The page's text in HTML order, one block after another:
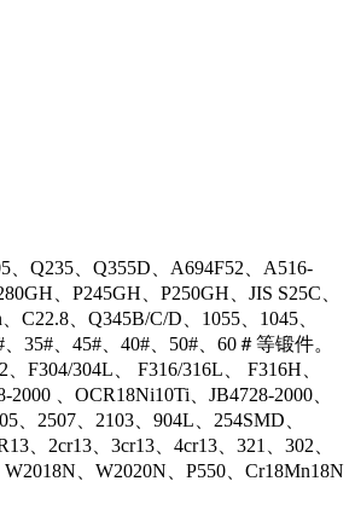
、Q235、Q355D、A694F52、A516-
、P245GH、P250GH、JIS S25C、
C22.8、Q345B/C/D、1055、1045、
35#、45#、40#、50#、60＃等锻件。
F304/304L、 F316/316L、 F316H、
2000 、OCR18Ni10Ti、JB4728-2000、
、2507、2103、904L、254SMD、
、2cr13、3cr13、4cr13、321、302、
、W2020N、P550、Cr18Mn18N